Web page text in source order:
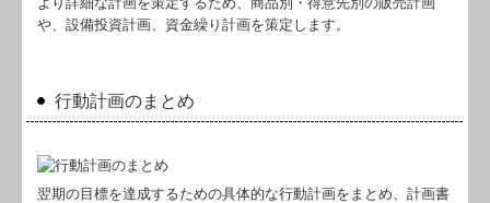
や、設備投資計画、資金繰り計画を策定します。
行動計画のまとめ
翌期の目標を達成するための具体的な行動計画をまとめ、計画書